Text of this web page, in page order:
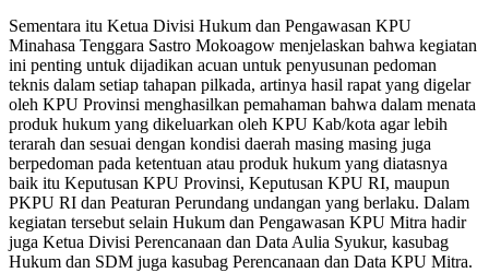
Sementara itu Ketua Divisi Hukum dan Pengawasan KPU
Minahasa Tenggara Sastro Mokoagow menjelaskan bahwa kegiatan
ini penting untuk dijadikan acuan untuk penyusunan pedoman
teknis dalam setiap tahapan pilkada, artinya hasil rapat yang digelar
oleh KPU Provinsi menghasilkan pemahaman bahwa dalam menata
produk hukum yang dikeluarkan oleh KPU Kab/kota agar lebih
terarah dan sesuai dengan kondisi daerah masing masing juga
berpedoman pada ketentuan atau produk hukum yang diatasnya
baik itu Keputusan KPU Provinsi, Keputusan KPU RI, maupun
PKPU RI dan Peaturan Perundang undangan yang berlaku. Dalam
kegiatan tersebut selain Hukum dan Pengawasan KPU Mitra hadir
juga Ketua Divisi Perencanaan dan Data Aulia Syukur, kasubag
Hukum dan SDM juga kasubag Perencanaan dan Data KPU Mitra.